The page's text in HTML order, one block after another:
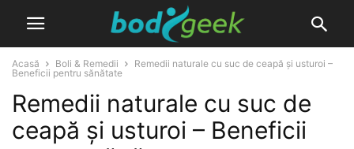
Acasă Boli & Remedii
Remedii naturale cu suc de ceapă și usturoi –
Beneficii pentru sănătate
Remedii naturale cu suc de
ceapă și usturoi – Beneficii